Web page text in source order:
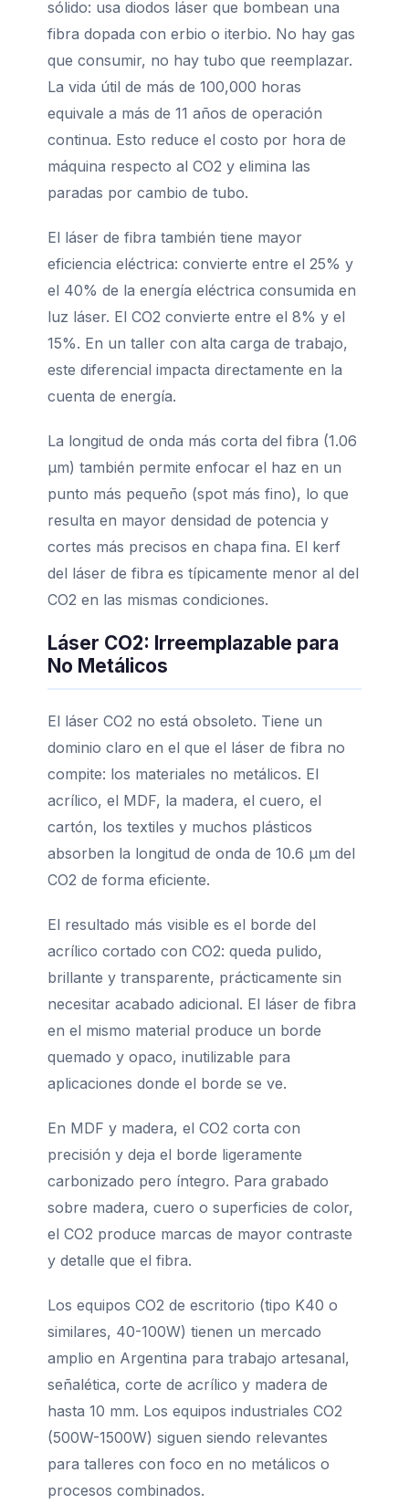
sólido: usa diodos láser que bombean una
fibra dopada con erbio o iterbio. No hay gas
que consumir, no hay tubo que reemplazar.
La vida útil de más de 100,000 horas
equivale a más de 11 años de operación
continua. Esto reduce el costo por hora de
máquina respecto al CO2 y elimina las
paradas por cambio de tubo.
El láser de fibra también tiene mayor
eficiencia eléctrica: convierte entre el 25% y
el 40% de la energía eléctrica consumida en
luz láser. El CO2 convierte entre el 8% y el
15%. En un taller con alta carga de trabajo,
este diferencial impacta directamente en la
cuenta de energía.
La longitud de onda más corta del fibra (1.06
μm) también permite enfocar el haz en un
punto más pequeño (spot más fino), lo que
resulta en mayor densidad de potencia y
cortes más precisos en chapa fina. El kerf
del láser de fibra es típicamente menor al del
CO2 en las mismas condiciones.
Láser CO2: Irreemplazable para
No Metálicos
El láser CO2 no está obsoleto. Tiene un
dominio claro en el que el láser de fibra no
compite: los materiales no metálicos. El
acrílico, el MDF, la madera, el cuero, el
cartón, los textiles y muchos plásticos
absorben la longitud de onda de 10.6 μm del
CO2 de forma eficiente.
El resultado más visible es el borde del
acrílico cortado con CO2: queda pulido,
brillante y transparente, prácticamente sin
necesitar acabado adicional. El láser de fibra
en el mismo material produce un borde
quemado y opaco, inutilizable para
aplicaciones donde el borde se ve.
En MDF y madera, el CO2 corta con
precisión y deja el borde ligeramente
carbonizado pero íntegro. Para grabado
sobre madera, cuero o superficies de color,
el CO2 produce marcas de mayor contraste
y detalle que el fibra.
Los equipos CO2 de escritorio (tipo K40 o
similares, 40-100W) tienen un mercado
amplio en Argentina para trabajo artesanal,
señalética, corte de acrílico y madera de
hasta 10 mm. Los equipos industriales CO2
(500W-1500W) siguen siendo relevantes
para talleres con foco en no metálicos o
procesos combinados.